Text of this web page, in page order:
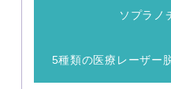
ソプラノ
5種類の医療レーザー